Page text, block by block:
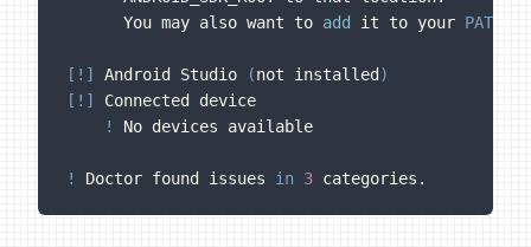
      You may also want to
add it to your PATH
[ ! ] Android Studio (not installed )
[ ! ]
Connected device
!
No devices available
! Doctor found issues in 3 categories.